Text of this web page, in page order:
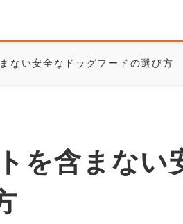
ない安全なドッグフードの選び方
を含まない